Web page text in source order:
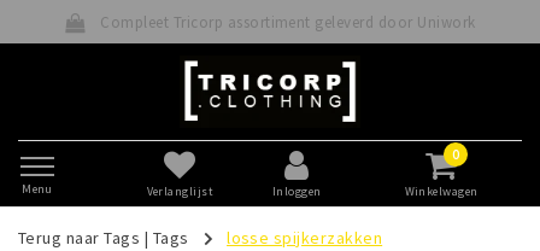
Compleet Tricorp assortiment geleverd door Uniwork
Menu Verlanglijst Inloggen
0
Winkelwagen
Terug naar Tags | Tags losse spijkerzakken